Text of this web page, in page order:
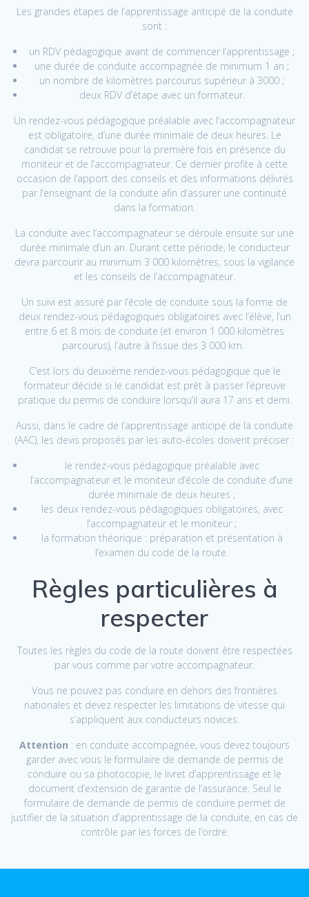
Les grandes étapes de l’apprentissage anticipé de la conduite
sont :
un RDV pédagogique avant de commencer l’apprentissage ;
une durée de conduite accompagnée de minimum 1 an ;
un nombre de kilomètres parcourus supérieur à 3000 ;
deux RDV d’étape avec un formateur.
Un rendez-vous pédagogique préalable avec l’accompagnateur
est obligatoire, d’une durée minimale de deux heures. Le
candidat se retrouve pour la première fois en présence du
moniteur et de l’accompagnateur. Ce dernier profite à cette
occasion de l’apport des conseils et des informations délivrés
par l’enseignant de la conduite afin d’assurer une continuité
dans la formation.
La conduite avec l’accompagnateur se déroule ensuite sur une
durée minimale d’un an. Durant cette période, le conducteur
devra parcourir au minimum 3 000 kilomètres, sous la vigilance
et les conseils de l’accompagnateur.
Un suivi est assuré par l’école de conduite sous la forme de
deux rendez-vous pédagogiques obligatoires avec l’élève, l’un
entre 6 et 8 mois de conduite (et environ 1 000 kilomètres
parcourus), l’autre à l’issue des 3 000 km.
C’est lors du deuxième rendez-vous pédagogique que le
formateur décide si le candidat est prêt à passer l’épreuve
pratique du permis de conduire lorsqu’il aura 17 ans et demi.
Aussi, dans le cadre de l’apprentissage anticipé de la conduite
(AAC), les devis proposés par les auto-écoles doivent préciser :
le rendez-vous pédagogique préalable avec
l’accompagnateur et le moniteur d’école de conduite d’une
durée minimale de deux heures ;
les deux rendez-vous pédagogiques obligatoires, avec
l’accompagnateur et le moniteur ;
la formation théorique : préparation et présentation à
l’examen du code de la route.
Règles particulières à
respecter
Toutes les règles du code de la route doivent être respectées
par vous comme par votre accompagnateur.
Vous ne pouvez pas conduire en dehors des frontières
nationales et devez respecter les limitations de vitesse qui
s’appliquent aux conducteurs novices.
Attention : en conduite accompagnée, vous devez toujours
garder avec vous le formulaire de demande de permis de
conduire ou sa photocopie, le livret d’apprentissage et le
document d’extension de garantie de l’assurance. Seul le
formulaire de demande de permis de conduire permet de
justifier de la situation d’apprentissage de la conduite, en cas de
contrôle par les forces de l’ordre.